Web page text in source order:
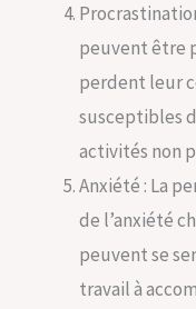
peuvent être
perdent leur
susceptibles
activités non
Anxiété : La
de l’anxiété
peuvent se
travail à